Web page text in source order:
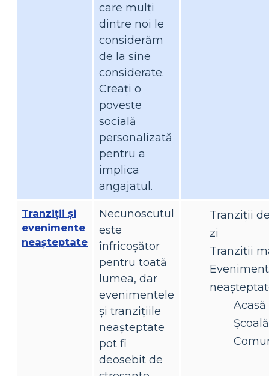
care mulți
dintre noi le
considerăm
de la sine
considerate.
Creați o
poveste
socială
personalizată
pentru a
implica
angajatul.
Tranziții și
evenimente
neașteptate
Necunoscutul
este
înfricoșător
pentru toată
lumea, dar
evenimentele
și tranzițiile
neașteptate
pot fi
deosebit de
Tranziții
zi
Tranziții
Acasă
Şcoală